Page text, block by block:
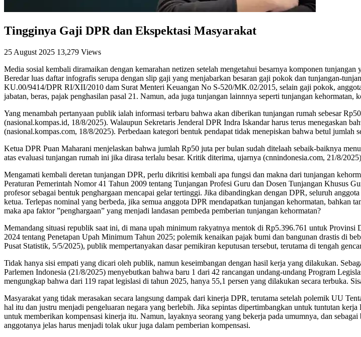
Tingginya Gaji DPR dan Ekspektasi Masyarakat
25 August 2025 13,279 Views
Media sosial kembali diramaikan dengan kemarahan netizen setelah mengetahui besarnya komponen
Beredar luas daftar infografis serupa dengan slip gaji yang menjabarkan besaran gaji pokok dan tunjangan-
KU.00/9414/DPR RI/XII/2010 dam Surat Menteri Keuangan No S-520/MK.02/2015, selain gaji pokok,
jabatan, beras, pajak penghasilan pasal 21. Namun, ada juga tunjangan lainnnya seperti tunjangan
Yang menambah pertanyaan publik ialah informasi terbaru bahwa akan diberikan tunjangan rumah sebesar
(nasional.kompas.id, 18/8/2025). Walaupun Sekretaris Jenderal DPR Indra Iskandar harus terus menegaskan
(nasional.kompas.com, 18/8/2025). Perbedaan kategori bentuk pendapat tidak menepiskan bahwa betul
Ketua DPR Puan Maharani menjelaskan bahwa jumlah Rp50 juta per bulan sudah ditelaah sebaik-baiknya
atas evaluasi tunjangan rumah ini jika dirasa terlalu besar. Kritik diterima, ujarnya (cnnindonesia.com, 21/8/
Mengamati kembali deretan tunjangan DPR, perlu dikritisi kembali apa fungsi dan makna dari tunjangan
Peraturan Pemerintah Nomor 41 Tahun 2009 tentang Tunjangan Profesi Guru dan Dosen Tunjangan Khusus
profesor sebagai bentuk penghargaan mencapai gelar tertinggi. Jika dibandingkan dengan DPR, seluruh
ketua. Terlepas nominal yang berbeda, jika semua anggota DPR mendapatkan tunjangan kehormatan, bahkan
maka apa faktor ”penghargaan” yang menjadi landasan pembeda pemberian tunjangan kehormatan?
Memandang situasi republik saat ini, di mana upah minimum rakyatnya mentok di Rp5.396.761 untuk
2024 tentang Penetapan Upah Minimum Tahun 2025; polemik kenaikan pajak bumi dan bangunan drastis di
Pusat Statistik, 5/5/2025), publik mempertanyakan dasar pemikiran keputusan tersebut, terutama di tengah
Tidak hanya sisi empati yang dicari oleh publik, namun keseimbangan dengan hasil kerja yang dilakukan.
Parlemen Indonesia (21/8/2025) menyebutkan bahwa baru 1 dari 42 rancangan undang-undang Program
mengungkap bahwa dari 119 rapat legislasi di tahun 2025, hanya 55,1 persen yang dilakukan secara terbuka.
Masyarakat yang tidak merasakan secara langsung dampak dari kinerja DPR, terutama setelah polemik UU
hal itu dan justru menjadi pengeluaran negara yang berlebih. Jika sepintas dipertimbangkan untuk tuntutan
untuk memberikan kompensasi kinerja itu. Namun, layaknya seorang yang bekerja pada umumnya, dan
anggotanya jelas harus menjadi tolak ukur juga dalam pemberian kompensasi.